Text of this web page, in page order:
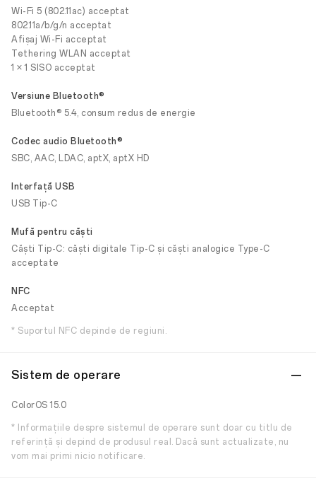
Wi-Fi 5 (802.11ac) acceptat
802.11a/b/g/n acceptat
Afișaj Wi-Fi acceptat
Tethering WLAN acceptat
1 × 1 SISO acceptat
Versiune Bluetooth®
Bluetooth® 5.4, consum redus de energie
Codec audio Bluetooth®
SBC, AAC, LDAC, aptX, aptX HD
Interfață USB
USB Tip-C
Mufă pentru căști
Căști Tip-C: căști digitale Tip-C și căști analogice Type-C
acceptate
NFC
Acceptat
* Suportul NFC depinde de regiuni.
Sistem de operare
ColorOS 15.0
* Informațiile despre sistemul de operare sunt doar cu titlu de
referință și depind de produsul real. Dacă sunt actualizate, nu
vom mai primi nicio notificare.